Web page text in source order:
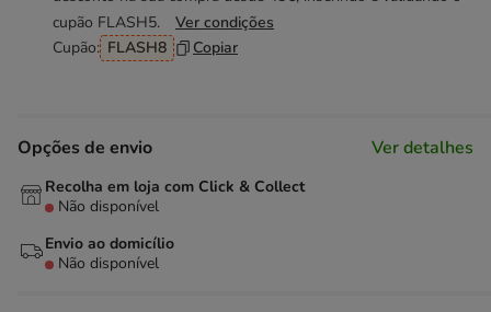
cupão FLASH5.
Ver condições
Cupão: FLASH8 Copiar
Opções de envio Ver detalhes
Recolha em loja com Click & Collect
Não disponível
Envio ao domicílio
Não disponível